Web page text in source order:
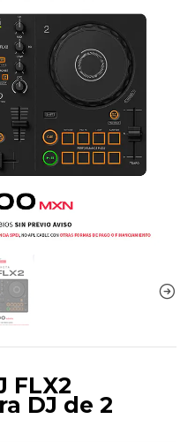
FLX2
DJ de 2